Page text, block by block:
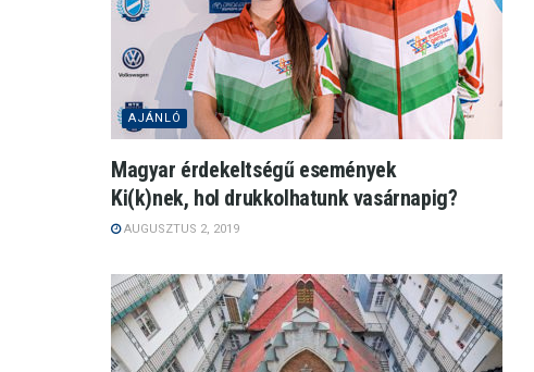
AJÁNLÓ
Magyar érdekeltségű események
Ki(k)nek, hol drukkolhatunk vasárnapig?
AUGUSZTUS 2, 2019